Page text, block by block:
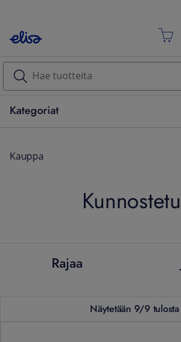
Kategoriat
Kauppa
Rajaa
Näytetään 9/9 tulosta